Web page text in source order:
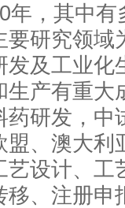
年，其中有
要研究领域
发及工业化
生产有重大
药研发，中
盟、澳大利
艺设计、工
移、注册申